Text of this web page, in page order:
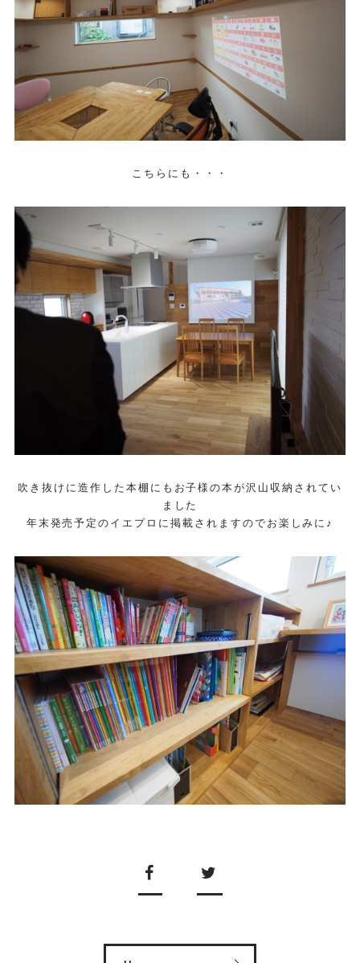
こちらにも・・・
吹き抜けに造作した本棚にもお子様の本が沢山収納されてい
ました
年末発売予定のイエプロに掲載されますのでお楽しみに♪